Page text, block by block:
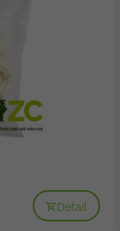
Detail